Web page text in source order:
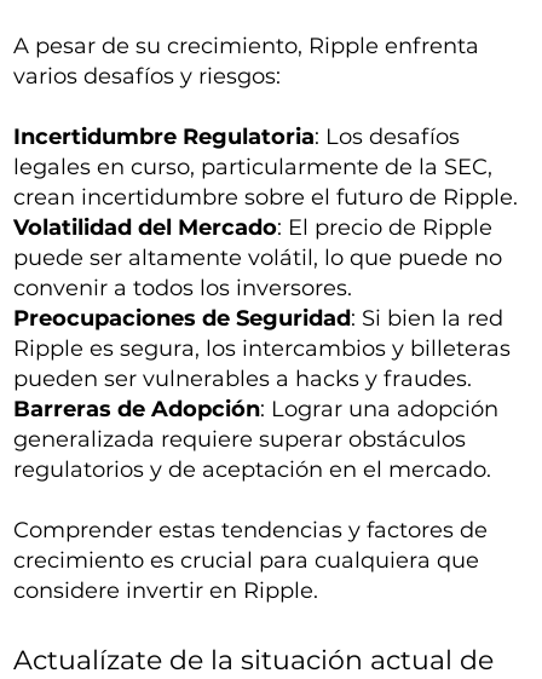
A pesar de su crecimiento, Ripple enfrenta
varios desafíos y riesgos:
Incertidumbre Regulatoria: Los desafíos
legales en curso, particularmente de la SEC,
crean incertidumbre sobre el futuro de Ripple.
Volatilidad del Mercado: El precio de Ripple
puede ser altamente volátil, lo que puede no
convenir a todos los inversores.
Preocupaciones de Seguridad: Si bien la red
Ripple es segura, los intercambios y billeteras
pueden ser vulnerables a hacks y fraudes.
Barreras de Adopción: Lograr una adopción
generalizada requiere superar obstáculos
regulatorios y de aceptación en el mercado.
Comprender estas tendencias y factores de
crecimiento es crucial para cualquiera que
considere invertir en Ripple.
Actualízate de la situación actual de